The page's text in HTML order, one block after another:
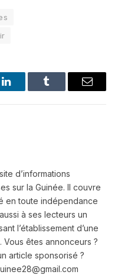
LinkedInTumblr Email
d’informations
sur la Guinée. Il couvre
en toute indépendance
à ses lecteurs un
l’établissement d’une
êtes annonceurs ?
article sponsorisé ?